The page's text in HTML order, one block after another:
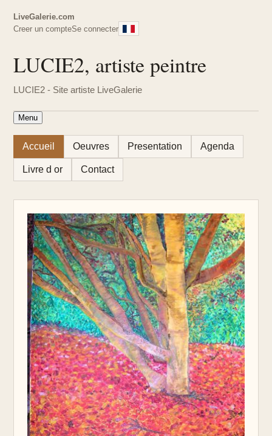
LiveGalerie.com
Creer un compteSe connecter
LUCIE2, artiste peintre
LUCIE2 - Site artiste LiveGalerie
Menu
Accueil Oeuvres Presentation Agenda
Livre d or Contact